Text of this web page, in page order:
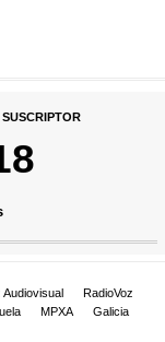
Audiovisual
RadioVoz
MPXA
Galicia